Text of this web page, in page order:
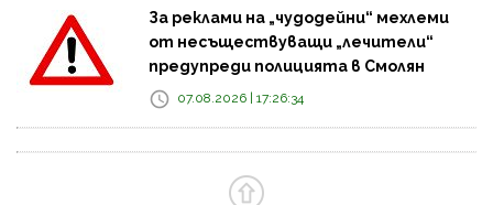
За реклами на „чудодейни“ мехлеми
от несъществуващи „лечители“
предупреди полицията в Смолян
07.08.2026 | 17:26:34